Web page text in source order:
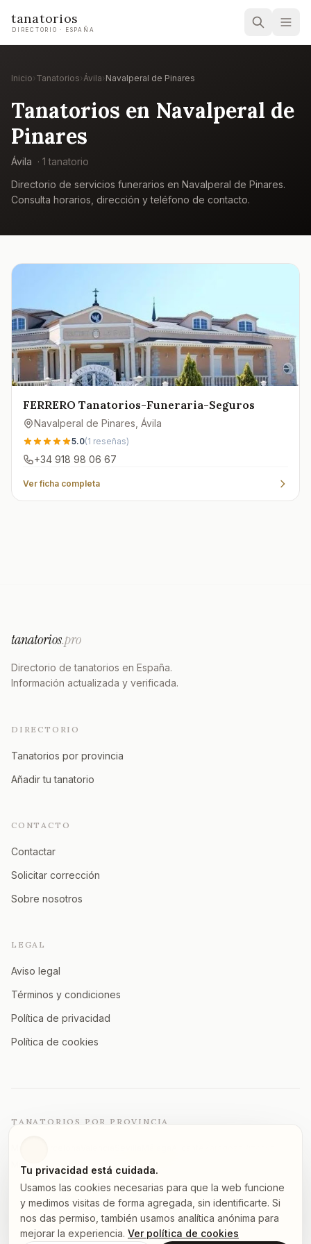
tanatorios
DIRECTORIO · ESPAÑA
Inicio› Tanatorios›Ávila› Navalperal de Pinares
Tanatorios en Navalperal de
Pinares
Ávila · 1 tanatorio
Directorio de servicios funerarios en Navalperal de Pinares.
Consulta horarios, dirección y teléfono de contacto.
FERRERO Tanatorios-Funeraria-Seguros
Navalperal de Pinares , Ávila
5.0(1 reseñas)
+34 918 98 06 67
Ver ficha completa
tanatorios.pro
Directorio de tanatorios en España.
Información actualizada y verificada.
DIRECTORIO
Tanatorios por provincia
Añadir tu tanatorio
CONTACTO
Contactar
Solicitar corrección
Sobre nosotros
LEGAL
Aviso legal
Términos y condiciones
Política de privacidad
Política de cookies
TANATORIOS POR PROVINCIA
Murcia
A Coruña Asturias Granada Ver todas →
2026
tanatorios.pro — Todos los derechos reservados
Los datos proceden de fuentes públicas. Notifica un error.
Tu privacidad está cuidada.
Usamos las cookies necesarias para que la web funcione
y medimos visitas de forma agregada, sin identificarte. Si
nos das permiso, también usamos analítica anónima para
mejorar la experiencia. Ver política de cookies